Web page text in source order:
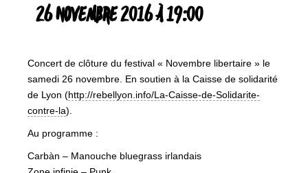
26 NOVEMBRE 2016 À 19:00
Concert de clôture du festival « Novembre libertaire » le
samedi 26 novembre. En soutien à la Caisse de solidarité
de Lyon (http://rebellyon.info/La-Caisse-de-Solidarite-
contre-la).
Au programme :
Carbàn – Manouche bluegrass irlandais